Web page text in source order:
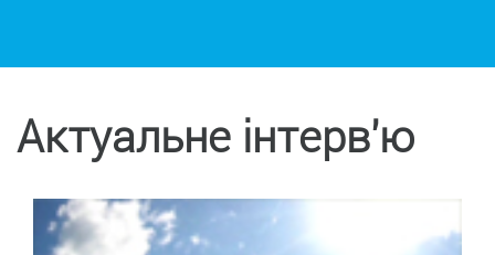
Актуальне інтерв'ю